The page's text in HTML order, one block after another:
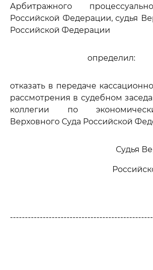
Арбитражного
Российской Федерации, судья
Российской Федерации
определил:
отказать в передаче
рассмотрения в судебном
коллегии по
Верховного Суда Российской
Судья